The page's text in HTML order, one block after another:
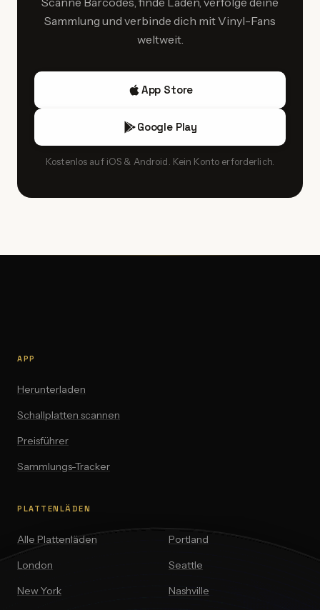
originale Booklet und die Bonus‑EP zur Erstpressung
(Katalognummer T13-340C2).
Auktionshäuser empfehlenswert, da dort authentifizierte
Exemplare angeboten werden. Auch
Plattenmessen können überraschende Schnäppchen
liefern, wobei der Zustand variiert. Für hochwertige,
wertvolle Pressungen lohnt sich der Kauf bei seriösen
Händlern mit Rückgaberecht.
Sammlung und verbinde dich mit Vinyl-Fans
weltweit.
App Store
Google Play
Kostenlos auf iOS & Android. Kein Konto erforderlich.
APP
Herunterladen
Schallplatten scannen
Preisführer
Sammlungs-Tracker
PLATTENLÄDEN
Alle Plattenläden
London
New York
Portland
Seattle
Nashville